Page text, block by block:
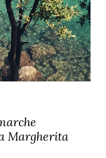
Margherita